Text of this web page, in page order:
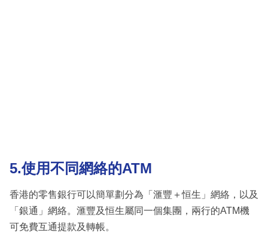
5.使用不同網絡的ATM
香港的零售銀行可以簡單劃分為「滙豐＋恒生」網絡，以及
「銀通」網絡。滙豐及恒生屬同一個集團，兩行的ATM機
可免費互通提款及轉帳。